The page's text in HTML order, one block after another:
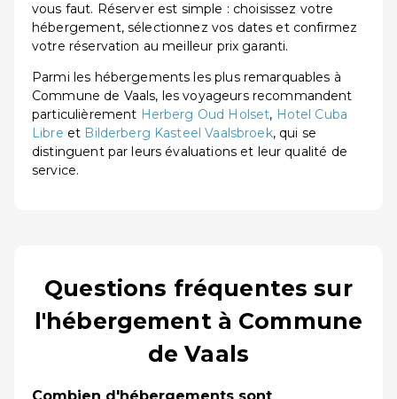
vous faut. Réserver est simple : choisissez votre
hébergement, sélectionnez vos dates et confirmez
votre réservation au meilleur prix garanti.
Parmi les hébergements les plus remarquables à
Commune de Vaals, les voyageurs recommandent
particulièrement Herberg Oud Holset, Hotel Cuba
Libre et Bilderberg Kasteel Vaalsbroek, qui se
distinguent par leurs évaluations et leur qualité de
service.
Questions fréquentes sur
l'hébergement à Commune
de Vaals